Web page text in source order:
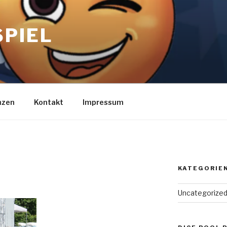
Kontakt Impressum
Uncategorized